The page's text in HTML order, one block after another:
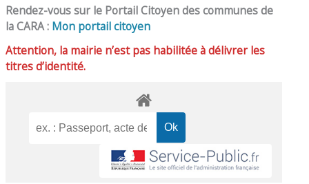
Rendez-vous sur le Portail Citoyen des communes de
la CARA : Mon portail citoyen
Attention, la mairie n’est pas habilitée à délivrer les
titres d’identité.